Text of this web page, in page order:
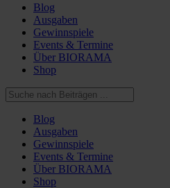
Blog
Ausgaben
Gewinnspiele
Events & Termine
Über BIORAMA
Shop
Blog
Ausgaben
Gewinnspiele
Events & Termine
Über BIORAMA
Shop